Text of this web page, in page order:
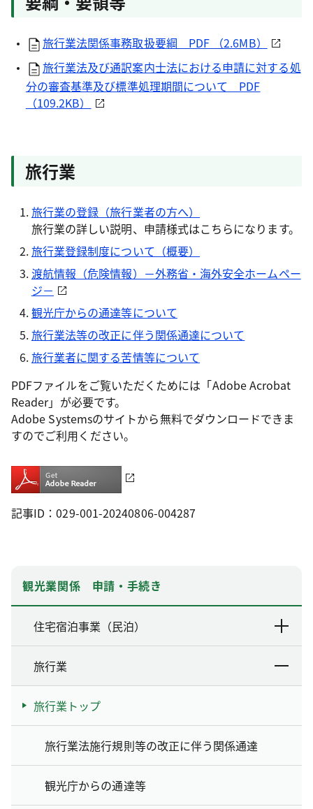
旅行業法関係事務取扱要綱 PDF （2.6MB）
旅行業法及び通訳案内士法における申請に対する処
分の審査基準及び標準処理期間について PDF
（109.2KB）
旅行業
旅行業の登録（旅行業者の方へ）
旅行業の詳しい説明、申請様式はこちらになります。
旅行業登録制度について（概要）
渡航情報（危険情報）－外務省・海外安全ホームペー
ジ－
観光庁からの通達等について
旅行業法等の改正に伴う関係通達について
旅行業者に関する苦情等について
PDFファイルをご覧いただくためには「Adobe Acrobat
Reader」が必要です。
Adobe Systemsのサイトから無料でダウンロードできま
すのでご利用ください。
記事ID：029-001-20240806-004287
観光業関係 申請・手続き
住宅宿泊事業（民泊）
旅行業
旅行業トップ
旅行業法施行規則等の改正に伴う関係通達
観光庁からの通達等